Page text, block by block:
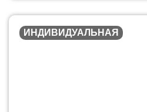
ИНДИВИДУАЛЬНАЯ